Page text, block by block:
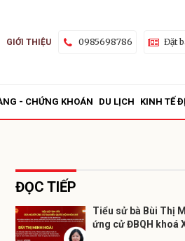
GIỚI THIỆU 0985698786 Đặt
- CHỨNG KHOÁN DU LỊCH KINH TẾ
ĐỌC TIẾP
Tiểu sử bà Bùi Thị
ứng cử ĐBQH khoá
Gửi